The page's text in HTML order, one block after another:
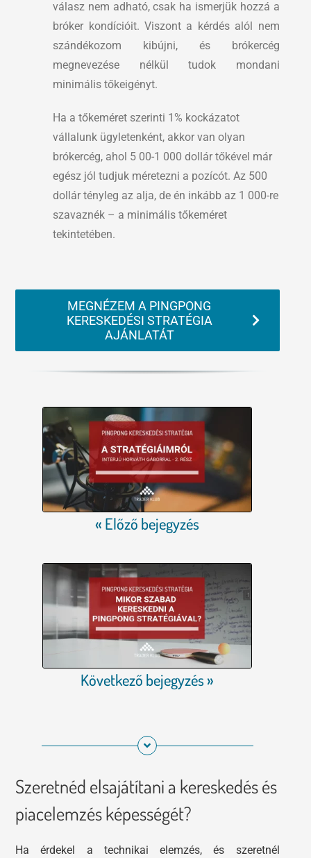
válasz nem adható, csak ha ismerjük hozzá a
bróker kondícióit. Viszont a kérdés alól nem
szándékozom kibújni, és brókercég
megnevezése nélkül tudok mondani
minimális tőkeigényt.
Ha a tőkeméret szerinti 1% kockázatot
vállalunk ügyletenként, akkor van olyan
brókercég, ahol 5 00-1 000 dollár tőkével már
egész jól tudjuk méretezni a pozícót. Az 500
dollár tényleg az alja, de én inkább az 1 000-re
szavaznék – a minimális tőkeméret
tekintetében.
MEGNÉZEM A PINGPONG
KERESKEDÉSI STRATÉGIA
AJÁNLATÁT
« Előző bejegyzés
Következő bejegyzés »
Szeretnéd elsajátítani a kereskedés és
piacelemzés képességét?
Ha érdekel a technikai elemzés, és szeretnél